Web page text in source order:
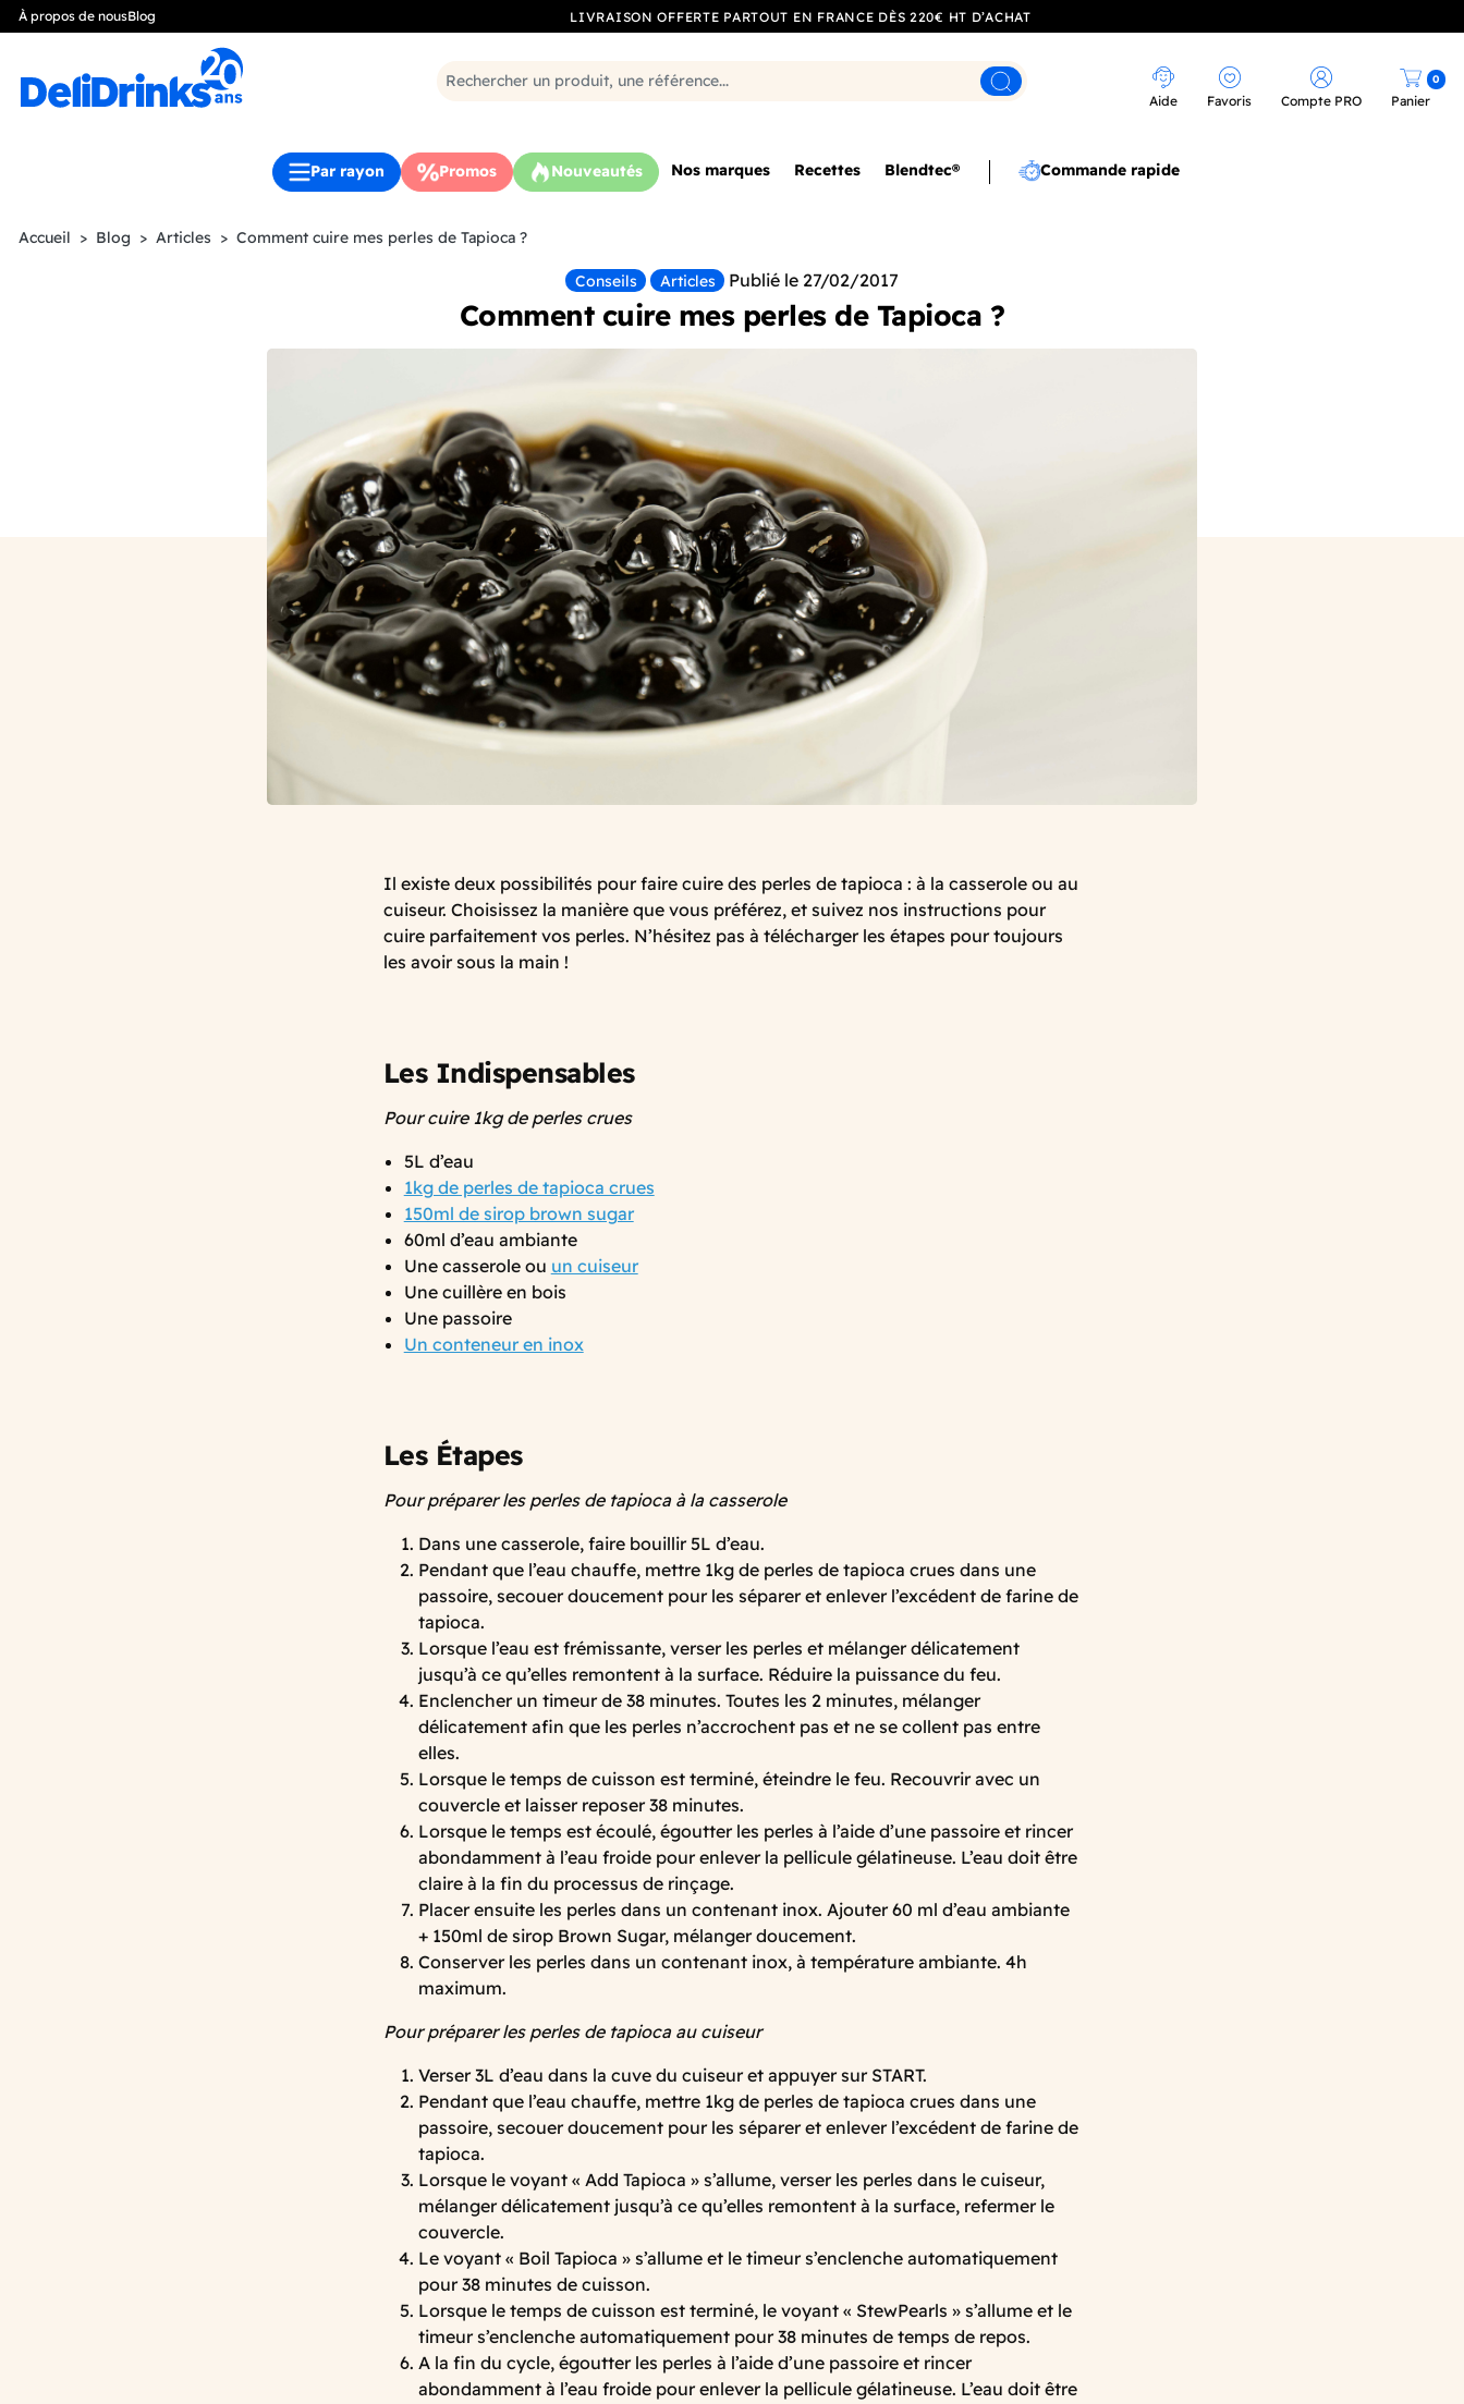
À propos de nousBlog LIVRAISON OFFERTE PARTOUT EN FRANCE DÈS 220€ HT D’ACHAT
Rechercher
Aide Favoris Compte PRO Panier
0
Par rayon Promos Nouveautés Nos marques Recettes Blendtec® Commande rapide
Accueil Blog Articles Comment cuire mes perles de Tapioca ?
Conseils Articles Publié le 27/02/2017
Comment cuire mes perles de Tapioca ?
Il existe deux possibilités pour faire cuire des perles de tapioca : à la casserole ou au
cuiseur. Choisissez la manière que vous préférez, et suivez nos instructions pour
cuire parfaitement vos perles. N’hésitez pas à télécharger les étapes pour toujours
les avoir sous la main !
Les Indispensables
Pour cuire 1kg de perles crues
5L d’eau
1kg de perles de tapioca crues
150ml de sirop brown sugar
60ml d’eau ambiante
Une casserole ou un cuiseur
Une cuillère en bois
Une passoire
Un conteneur en inox
Les Étapes
Pour préparer les perles de tapioca à la casserole
Dans une casserole, faire bouillir 5L d’eau.
Pendant que l’eau chauffe, mettre 1kg de perles de tapioca crues dans une
passoire, secouer doucement pour les séparer et enlever l’excédent de farine de
tapioca.
Lorsque l’eau est frémissante, verser les perles et mélanger délicatement
jusqu’à ce qu’elles remontent à la surface. Réduire la puissance du feu.
Enclencher un timeur de 38 minutes. Toutes les 2 minutes, mélanger
délicatement afin que les perles n’accrochent pas et ne se collent pas entre
elles.
Lorsque le temps de cuisson est terminé, éteindre le feu. Recouvrir avec un
couvercle et laisser reposer 38 minutes.
Lorsque le temps est écoulé, égoutter les perles à l’aide d’une passoire et rincer
abondamment à l’eau froide pour enlever la pellicule gélatineuse. L’eau doit être
claire à la fin du processus de rinçage.
Placer ensuite les perles dans un contenant inox. Ajouter 60 ml d’eau ambiante
+ 150ml de sirop Brown Sugar, mélanger doucement.
Conserver les perles dans un contenant inox, à température ambiante. 4h
maximum.
Pour préparer les perles de tapioca au cuiseur
Verser 3L d’eau dans la cuve du cuiseur et appuyer sur START.
Pendant que l’eau chauffe, mettre 1kg de perles de tapioca crues dans une
passoire, secouer doucement pour les séparer et enlever l’excédent de farine de
tapioca.
Lorsque le voyant « Add Tapioca » s’allume, verser les perles dans le cuiseur,
mélanger délicatement jusqu’à ce qu’elles remontent à la surface, refermer le
couvercle.
Le voyant « Boil Tapioca » s’allume et le timeur s’enclenche automatiquement
pour 38 minutes de cuisson.
Lorsque le temps de cuisson est terminé, le voyant « StewPearls » s’allume et le
timeur s’enclenche automatiquement pour 38 minutes de temps de repos.
A la fin du cycle, égoutter les perles à l’aide d’une passoire et rincer
abondamment à l’eau froide pour enlever la pellicule gélatineuse. L’eau doit être